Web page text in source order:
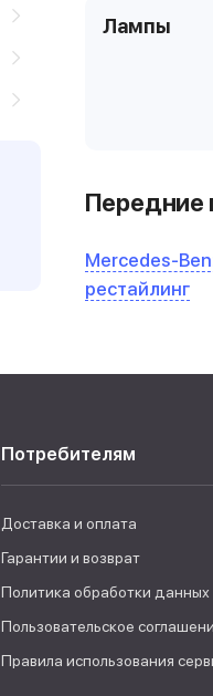
Лампы
Передние
Mercedes-
рестайлинг
Потребителям
Доставка и оплата
Гарантии и возврат
Политика обработки данных
Пользовательское
Правила использования